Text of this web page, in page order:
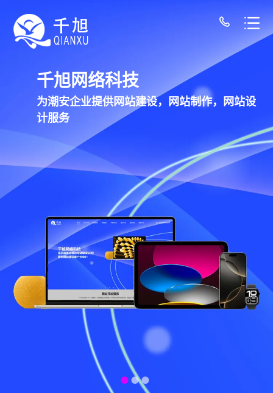
潮安网站建设公司-千旭网络（12年经验/30+
千旭网络科技
为潮安企业提供网站建设，网站制作，网站设
计服务